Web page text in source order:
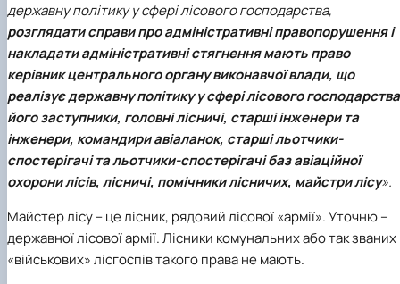
державну політику у сфері лісового господарства,
розглядати справи про адміністративні правопорушення і
накладати адміністративні стягнення мають право
керівник центрального органу виконавчої влади, що
реалізує державну політику у сфері лісового
його заступники, головні лісничі, старші інженери та
інженери, командири авіаланок, старші льотчики-
спостерігачі та льотчики-спостерігачі баз авіаційної
охорони лісів, лісничі, помічники лісничих, майстри лісу».
Майстер лісу – це лісник, рядовий лісової «армії». Уточню –
державної лісової армії. Лісники комунальних або так званих
«військових» лісгоспів такого права не мають.